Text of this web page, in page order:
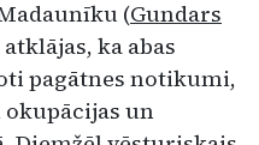
(Gundars
ka abas
pagātnes notikumi,
un